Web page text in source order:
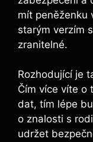
⁤mít peněženku
starým verzím
zranitelné. ​
Rozhodující‌ je
Čím ⁤více víte o
dat,‌ tím ‌lépe
o znalosti s
udržet